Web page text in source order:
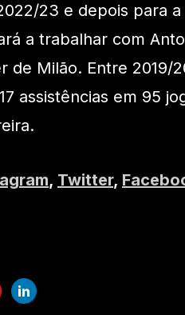
23 e depois para a
a trabalhar com
de Milão. Entre 2019/
assistências em 95
, Twitter,